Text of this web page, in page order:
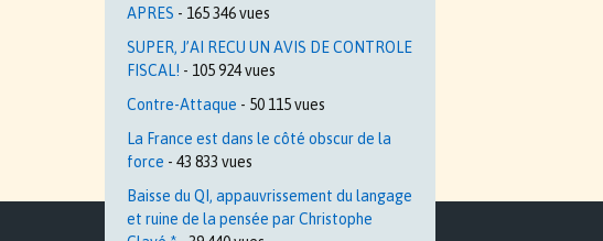
APRES - 165 346 vues
SUPER, J’AI RECU UN AVIS DE CONTROLE
FISCAL! - 105 924 vues
Contre-Attaque - 50 115 vues
La France est dans le côté obscur de la
force - 43 833 vues
Baisse du QI, appauvrissement du langage
et ruine de la pensée par Christophe